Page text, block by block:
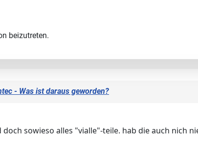
beizutreten.
- Was ist daraus geworden?
sowieso alles "vialle"-teile. hab die auch nich